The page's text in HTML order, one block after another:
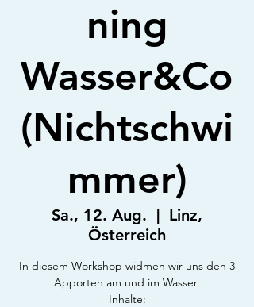
ning
Wasser&Co
(Nichtschwi
mmer)
Sa., 12. Aug.
  |
Linz,
Österreich
In diesem Workshop widmen wir uns den 3
Apporten am und im Wasser.
Inhalte: